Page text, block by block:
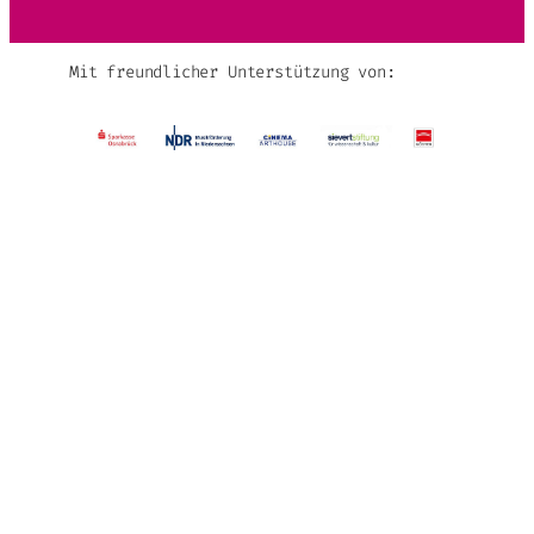
Mit freundlicher Unterstützung von: